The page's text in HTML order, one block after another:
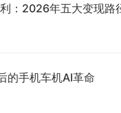
：2026年五大变现路
的手机车机AI革命